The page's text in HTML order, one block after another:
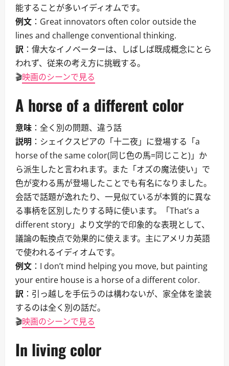
能することが多いイディオムです。
例文 ：Great innovators often color outside the
lines and challenge conventional thinking.
訳 ：偉大なイノベーターは、しばしば既成概念にとら
われず、従来の考え方に挑戦する。
🎬映画のシーンで見る
A horse of a different color
意味 ：全く別の問題、違う話
説明 ：シェイクスピアの「十二夜」に登場する「a
horse of the same color(同じ色の馬=同じこと)」か
ら派生したと言われます。また「オズの魔法使い」で
色が変わる馬が登場したことでも有名になりました。
会話で話題が逸れたり、一見似ているが本質的に異な
る事柄を区別したりする時に使います。「That’s a
different story」より文学的で印象的な表現として、
議論の転換点で効果的に使えます。主にアメリカ英語
で使われるイディオムです。
例文 ：I don’t mind helping you move, but painting
your entire house is a horse of a different color.
訳 ：引っ越しを手伝うのは構わないが、家全体を塗装
するのは全く別の話だ。
🎬映画のシーンで見る
In living color